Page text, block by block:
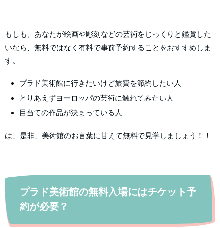
もしも、あなたが絵画や彫刻などの芸術をじっくりと鑑賞した
いなら、無料ではなく有料で事前予約することをおすすめしま
す。
プラド美術館に行きたいけど旅費を節約したい人
とりあえずヨーロッパの芸術に触れてみたい人
目当ての作品が決まっている人
は、是非、美術館のお言葉に甘えて無料で見学しましょう！！
プラド美術館の無料入場にはチケット予
約が必要？